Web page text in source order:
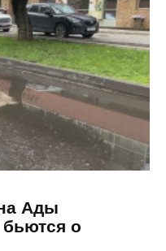
Ады
о